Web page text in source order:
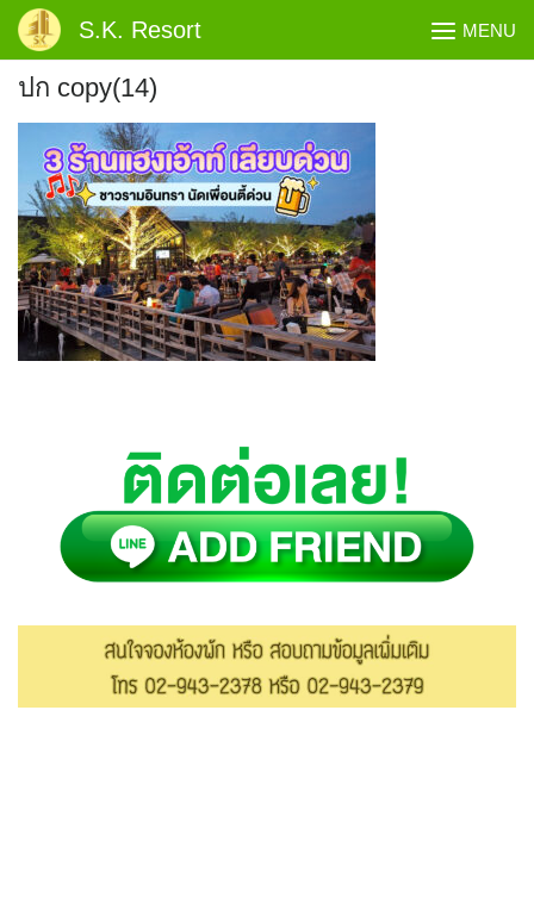
Skip
content
S.K. Resort MENU
ปก copy(14)